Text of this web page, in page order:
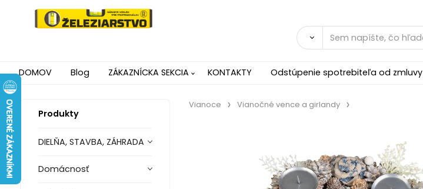
DOMOV Blog ZÁKAZNÍCKA SEKCIA KONTAKTY Odstúpenie spotrebiteľa od zmluvy
Produkty
DIELŇA, STAVBA, ZÁHRADA
Domácnosť
Vianoce Vianočné vence a girlandy